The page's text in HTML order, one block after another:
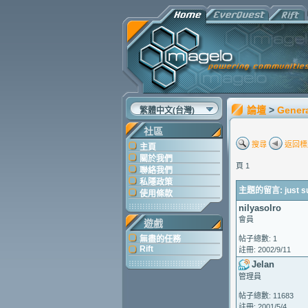
繁體中文(台灣)
社區
主頁
關於我們
聯絡我們
私隱政策
使用條款
遊戲
無盡的任務
Rift
論壇 >
搜尋 返回
頁 1
主題的留言: just
nilyasolro
會員
帖子總數: 1
註冊: 2002/9/11
Jelan
管理員
帖子總數: 11683